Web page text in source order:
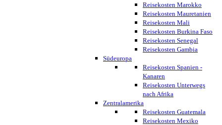
Reisekosten Marokko
Reisekosten Mauretanien
Reisekosten Mali
Reisekosten Burkina Faso
Reisekosten Senegal
Reisekosten Gambia
Südeuropa
Reisekosten Spanien -
Kanaren
Reisekosten Unterwegs
nach Afrika
Zentralamerika
Reisekosten Guatemala
Reisekosten Mexiko